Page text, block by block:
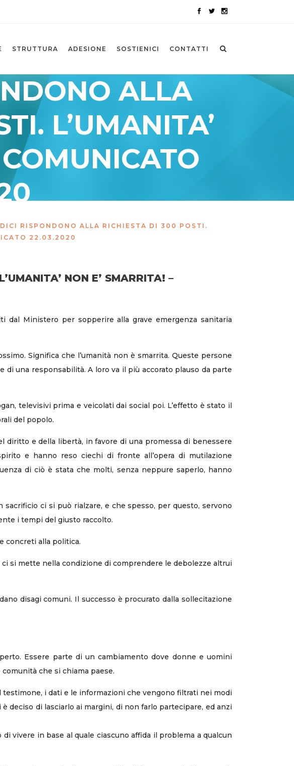
STRUTTURA ADESIONE SOSTIENICI CONTATTI
ALLA
L’UMANITA’
RISPONDONO ALLA RICHIESTA DI 300 POSTI.
22.03.2020
NON E’ SMARRITA! –
Ministero per sopperire alla grave emergenza sanitaria
Significa che l’umanità non è smarrita. Queste persone
di una responsabilità. A loro va il più accorato plauso da parte
televisivi prima e veicolati dai social poi. L’effetto è stato il
del popolo.
diritto e della libertà, in favore di una promessa di benessere
e hanno reso ciechi di fronte all’opera di mutilazione
di ciò è stata che molti, senza neppure saperlo, hanno
ci si può rialzare, e che spesso, per questo, servono
i tempi del giusto raccolto.
concreti alla politica.
si mette nella condizione di comprendere le debolezze altrui
disagi comuni. Il successo è procurato dalla sollecitazione
Essere parte di un cambiamento dove donne e uomini
che si chiama paese.
testimone, i dati e le informazioni che vengono filtrati nei modi
deciso di lasciarlo ai margini, di non farlo partecipare, ed anzi
vivere in base al quale ciascuno affida il problema a qualcun